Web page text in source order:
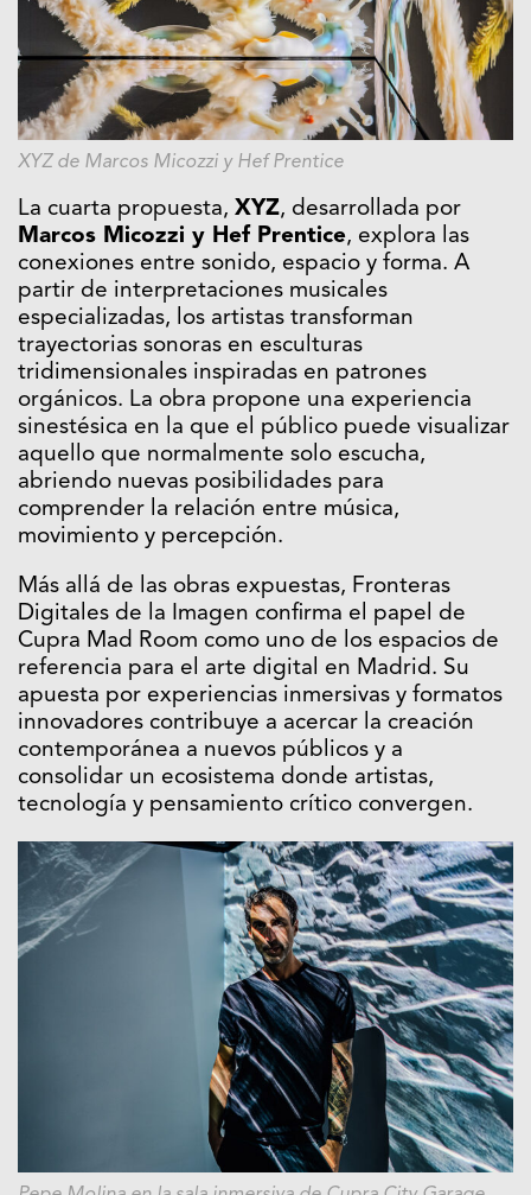
XYZ de Marcos Micozzi y Hef Prentice
La cuarta propuesta, XYZ, desarrollada por
Marcos Micozzi y Hef Prentice, explora las
conexiones entre sonido, espacio y forma. A
partir de interpretaciones musicales
especializadas, los artistas transforman
trayectorias sonoras en esculturas
tridimensionales inspiradas en patrones
orgánicos. La obra propone una experiencia
sinestésica en la que el público puede visualizar
aquello que normalmente solo escucha,
abriendo nuevas posibilidades para
comprender la relación entre música,
movimiento y percepción.
Más allá de las obras expuestas, Fronteras
Digitales de la Imagen confirma el papel de
Cupra Mad Room como uno de los espacios de
referencia para el arte digital en Madrid. Su
apuesta por experiencias inmersivas y formatos
innovadores contribuye a acercar la creación
contemporánea a nuevos públicos y a
consolidar un ecosistema donde artistas,
tecnología y pensamiento crítico convergen.